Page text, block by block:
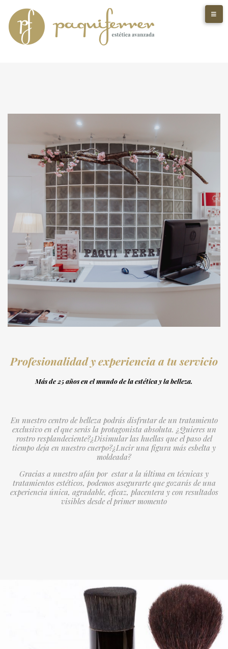
Profesionalidad y experiencia a tu servicio
Más de 25 años en el mundo de la estética y la belleza.
En nuestro centro de belleza podrás disfrutar de un tratamiento
exclusivo en el que serás la protagonista absoluta. ¿Quieres un
rostro resplandeciente?¿Disimular las huellas que el paso del
tiempo deja en nuestro cuerpo?¿Lucir una figura más esbelta y
moldeada?
Gracias a nuestro afán por estar a la última en técnicas y
tratamientos estéticos, podemos asegurarte que gozarás de una
experiencia única, agradable, eficaz, placentera y con resultados
visibles desde el primer momento